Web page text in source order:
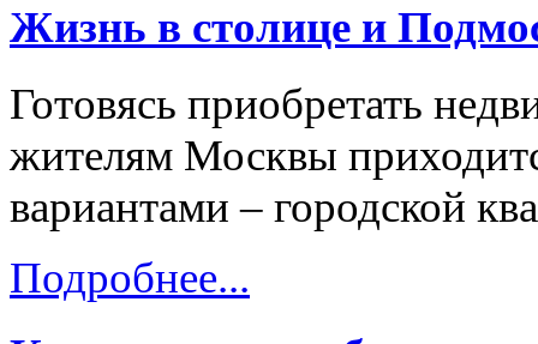
Жизнь в столице и
Готовясь приобретать
жителям Москвы
вариантами – городской
Подробнее...